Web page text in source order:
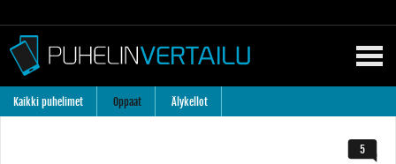
Kaikki puhelimet Oppaat Älykellot
5